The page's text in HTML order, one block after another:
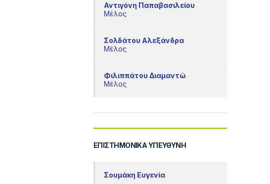
Αντιγόνη Παπαβασιλείου
Μέλος
Σολδάτου Αλεξάνδρα
Μέλος
Φιλιππάτου Διαμαντώ
Μέλος
ΕΠΙΣΤΗΜΟΝΙΚΆ ΥΠΕΎΘΥΝΗ
Σουμάκη Ευγενία